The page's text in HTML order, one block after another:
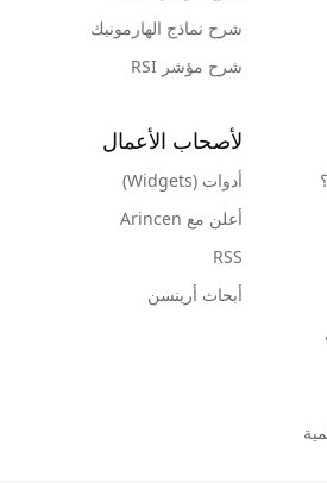
شرح نماذج الهارمونيك
شرح مؤشر RSI
لأصحاب الأعمال
أدوات (Widgets)
أعلن مع Arincen
RSS
أبحاث أرينسن